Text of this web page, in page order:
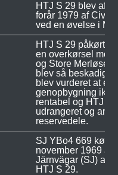
HTJ S 29 blev
forår 1979 af
ved en øvelse i
HTJ S 29 påkørte
en overkørsel
og Store Merløse.
blev så beskadiget
blev vurderet at en
genopbygning ikke
rentabel og HTJ S
udrangeret og
reservedele.
SJ YBo4 669 købt
november 1969 af
Järnvägar (SJ) af
HTJ S 29.